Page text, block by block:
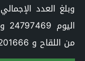
وبلغ العدد
من اللقاح و 6201666 تلقو الجرعة الثالثة.